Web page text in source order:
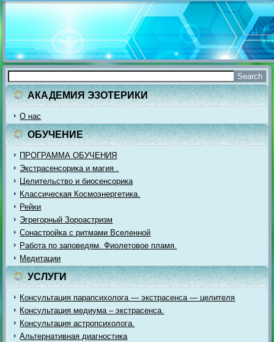
АКАДЕМИЯ ЭЗОТЕРИКИ
О нас
ОБУЧЕНИЕ
ПРОГРАММА ОБУЧЕНИЯ
Экстрасенсорика и магия .
Целительство и биосенсорика
Классическая Космоэнергетика.
Рейки
Эгрегорный Зороастризм
Сонастройка с ритмами Вселенной
Работа по заповедям. Фиолетовое пламя.
Медитации
УСЛУГИ
Консультация парапсихолога — экстрасенса — целителя
Консультация медиума – экстрасенса.
Консультация астропсихолога.
Альтернативная диагностика